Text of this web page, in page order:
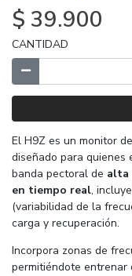
$ 39.900
CANTIDAD
El H9Z es un monitor
diseñado para quienes
banda pectoral de alta
en tiempo real,
(variabilidad de la
carga y recuperación.
Incorpora zonas de
permitiéndote entrenar